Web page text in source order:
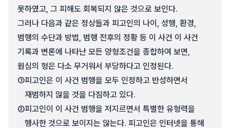
못하였고, 그 피해도 회복되지 않은 것으로 보인다.
그러나 다음과 같은 정상들과 피고인의 나이, 성행, 환경,
범행의 수단과 방법, 범행 전후의 정황 등 이 사건 이 사건
기록과 변론에 나타난 모든 양형조건을 종합하여 보면,
원심의 형은 다소 무거워서 부당하다고 인정된다.
①피고인은 이 사건 범행을 모두 인정하고 반성하면서
재범하지 않을 것을 다짐하고 있다.
②피고인이 이 사건 범행을 저지르면서 특별한 유형력을
행사한 것으로 보이지는 않는다. 피고인은 인터넷을 통해